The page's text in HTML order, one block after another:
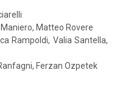
Maniero, Matteo Rovere
Rampoldi, Valia Santella,
Ferzan Ozpetek